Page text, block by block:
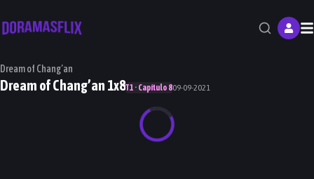
Dream of Chang’an
Dream of Chang’an 1x8T1 · Capítulo 809-09-2021